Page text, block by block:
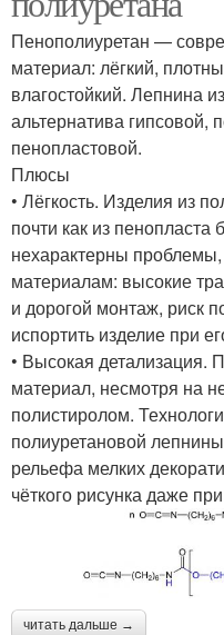
Пенополиуретан —
материал: лёгкий,
влагостойкий. Лепнина
альтернатива гипсовой,
пенопластовой.
Плюсы
• Лёгкость. Изделия из
почти как из
нехарактерны
материалам: высокие
и дорогой монтаж, риск
испортить изделие при
• Высокая детализация.
материал, несмотря на
полистиролом.
полиуретановой
рельефа мелких
чёткого рисунка даже
читать дальше →